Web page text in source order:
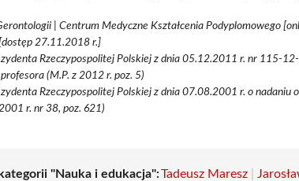
| Centrum Medyczne Kształcenia Podyplomowego
27.11.2018 r.]
Rzeczypospolitej Polskiej z dnia 05.12.2011 r. nr 115-
(M.P. z 2012 r. poz. 5)
Rzeczypospolitej Polskiej z dnia 07.08.2001 r. o nadaniu
r. nr 38, poz. 621)
"Nauka i edukacja":Tadeusz Maresz